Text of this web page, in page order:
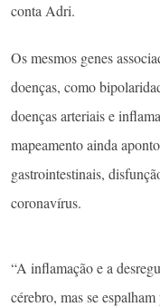
conta Adri.
Os mesmos genes
doenças, como
doenças arteriais e
mapeamento ainda
gastrointestinais,
coronavírus.
“A inflamação e a
cérebro, mas se